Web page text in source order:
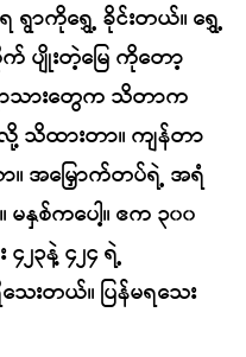
ရွာကိုရွှေ့ ခိုင်းတယ်။ ရွှေ့
ပျိုးတဲ့မြေ ကိုတော့
သားတွေက သိတာက
သိထားတာ။ ကျန်တာ
။ အမြှောက်တပ်ရဲ့ အရံ
မနှစ်ကပေါ့။ ဧက ၃၀၀
၂၃နဲ့ ၄၂၄ ရဲ့
ေးတယ်။ ပြန်မရသေး